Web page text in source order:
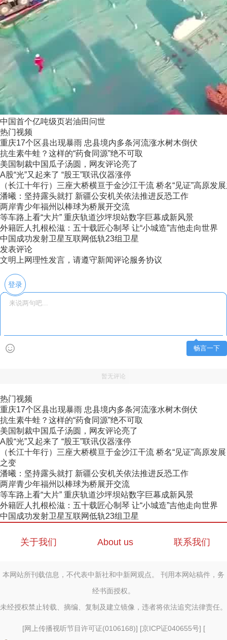
中国首个亿吨级页岩油田问世
热门视频
重庆17个区县出现暴雨 忠县境内多条河流涨水树木倒伏
抗生素牛蛙？这样的“药食同源”绝不可取
美国制裁中国瓜子汤圆，网友评论亮了
A股“光”又起来了 “股王”联讯仪器涨停
（长江十年行）三座大桥横亘于金沙江干流 桥名“见证”高原发
潘曦：坚持露头就打 新疆公安机关依法推进反恐工作
两岸青少年福州以棒球为桥展开交流
等车路上看“大片” 重庆轨道沙坪坝站数字巨幕成新风景
外籍匠人扎根松滋：五十载匠心制琴 让“小城造”吉他走向世界
中国成功发射卫星互联网低轨23组卫星
发表评论
文明上网理性发言，请遵守新闻评论服务协议
登录
畅言一下
暂无评论
热门视频
重庆17个区县出现暴雨 忠县境内多条河流涨水树木倒伏
抗生素牛蛙？这样的“药食同源”绝不可取
美国制裁中国瓜子汤圆，网友评论亮了
A股“光”又起来了 “股王”联讯仪器涨停
（长江十年行）三座大桥横亘于金沙江干流 桥名“见证”高原发展
之变
潘曦：坚持露头就打 新疆公安机关依法推进反恐工作
两岸青少年福州以棒球为桥展开交流
等车路上看“大片” 重庆轨道沙坪坝站数字巨幕成新风景
外籍匠人扎根松滋：五十载匠心制琴 让“小城造”吉他走向世界
中国成功发射卫星互联网低轨23组卫星
关于我们 About us 联系我们
本网站所刊载信息，不代表中新社和中新网观点。 刊用本网站稿件，务
经书面授权。
未经授权禁止转载、摘编、复制及建立镜像，违者将依法追究法律责任。
[网上传播视听节目许可证(0106168)] [京ICP证040655号] [